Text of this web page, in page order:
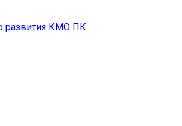
развития КМО ПК